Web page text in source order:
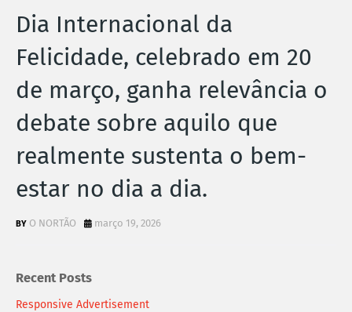
Dia Internacional da
Felicidade, celebrado em 20
de março, ganha relevância o
debate sobre aquilo que
realmente sustenta o bem-
estar no dia a dia.
O NORTÃO março 19, 2026
Recent Posts
Responsive Advertisement